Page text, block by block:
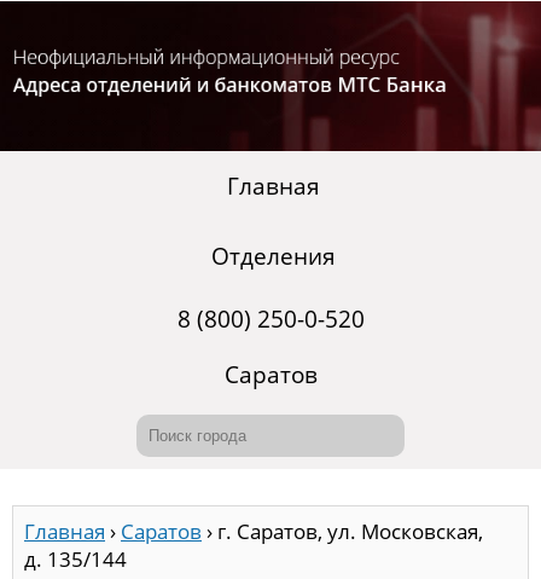
Главная
Отделения
8 (800) 250-0-520
Саратов
Главная › Саратов › г. Саратов, ул. Московская,
д. 135/144